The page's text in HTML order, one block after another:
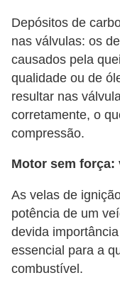
Depósitos de
nas válvulas: os
causados pela
qualidade ou de
resultar nas
corretamente, o
compressão.
Motor sem força:
As velas de
potência de um
devida
essencial para a
combustível.
t
e
n
ç
ã
o
S
g
u
r
a